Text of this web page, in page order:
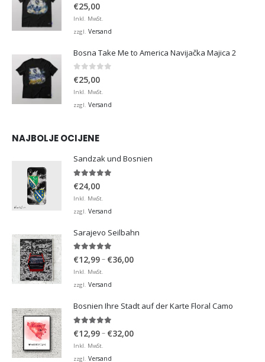
€25,00
Inkl. MwSt.
zzgl. Versand
Bosna Take Me to America Navijačka Majica 2
0 von 5
€25,00
Inkl. MwSt.
zzgl. Versand
NAJBOLJE OCIJENE
Sandzak und Bosnien
€24,00
Inkl. MwSt.
zzgl. Versand
Sarajevo Seilbahn
5.00von 5
€12,99– €36,00Preisspanne:
Inkl. MwSt.
zzgl. Versand
Bosnien Ihre Stadt auf der Karte Floral Camo
€12,99– €32,00Preisspanne:
Inkl. MwSt.
zzgl. Versand